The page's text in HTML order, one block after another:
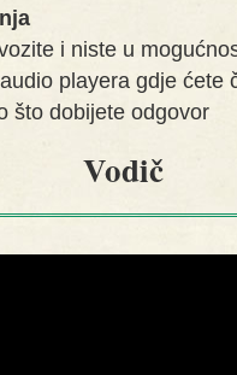
i niste u
playera gdje ćete
što dobijete odgovor
Vodič